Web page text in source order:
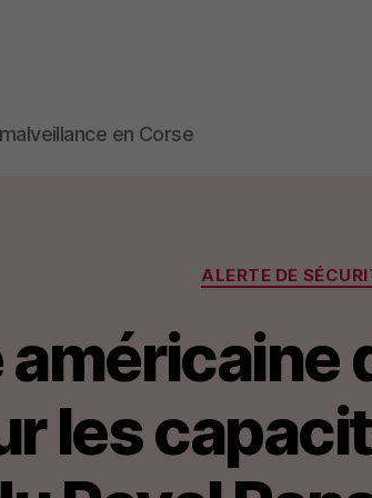
en Corse
ALERTE DE
les